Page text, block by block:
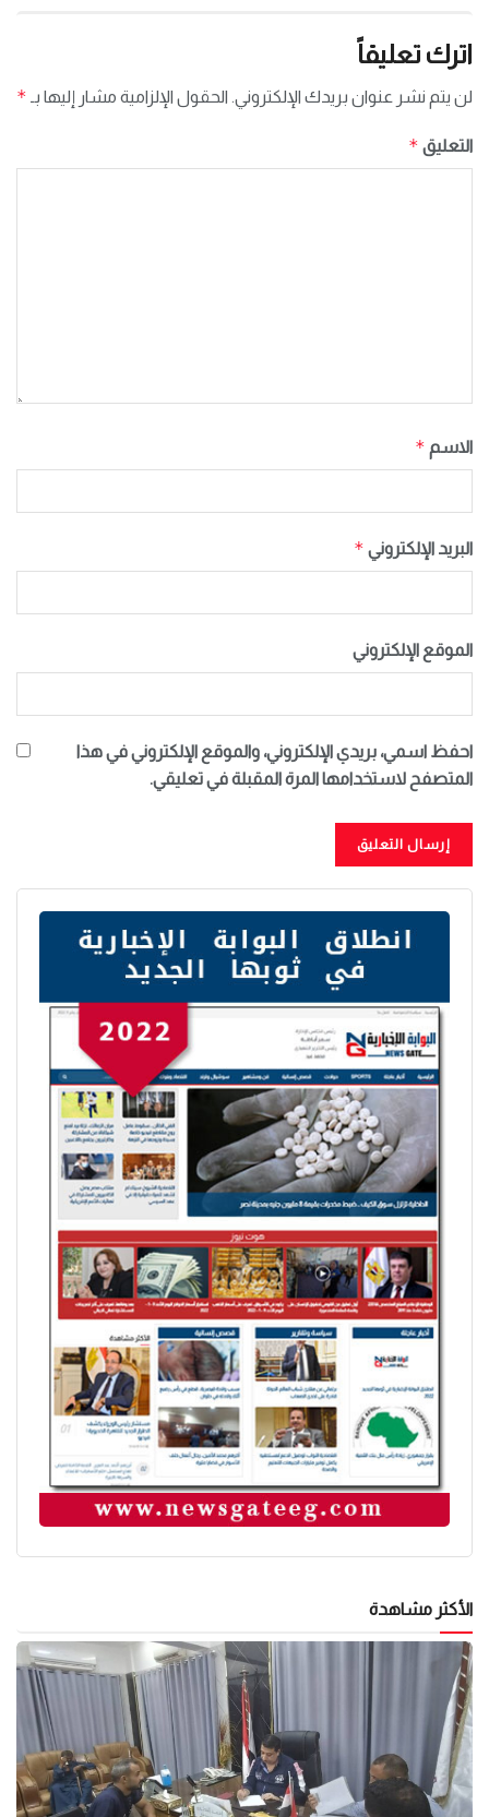
اترك تعليقاً
لن يتم نشر عنوان بريدك الإلكتروني. الحقول الإلزامية مشار إليها بـ *
التعليق *
الاسم *
البريد الإلكتروني *
الموقع الإلكتروني
احفظ اسمي، بريدي الإلكتروني، والموقع الإلكتروني في هذا
المتصفح لاستخدامها المرة المقبلة في تعليقي.
الأكثر مشاهدة